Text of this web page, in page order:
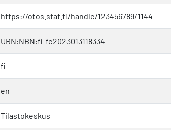
https://otos.stat.fi/handle/123456789/1144
URN:NBN:fi-fe2023013118334
fi
en
Tilastokeskus